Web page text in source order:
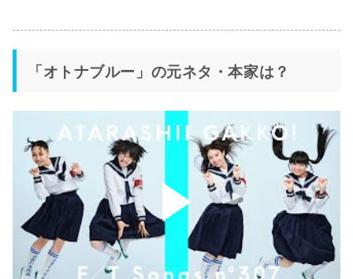
「オトナブルー」の元ネタ・本家は？